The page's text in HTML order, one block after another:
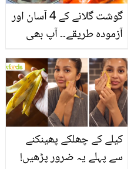
گوشت گلانے کے 4 آسان اور
آزمودہ طریقے۔۔ آپ بھی
بتائے راز
کیلے کے چھلکے پھینکنے
سے پہلے یہ ضرور پڑھیں!